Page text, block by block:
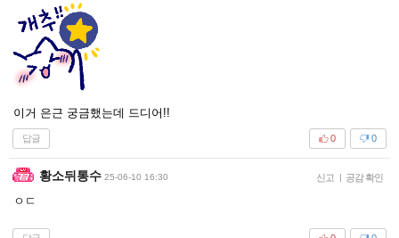
이거 은근 궁금했는데 드디어!!
답글 0
0
황소뒤통수 25-06-10 16:30 신고 | 공감 확인
ㅇㄷ